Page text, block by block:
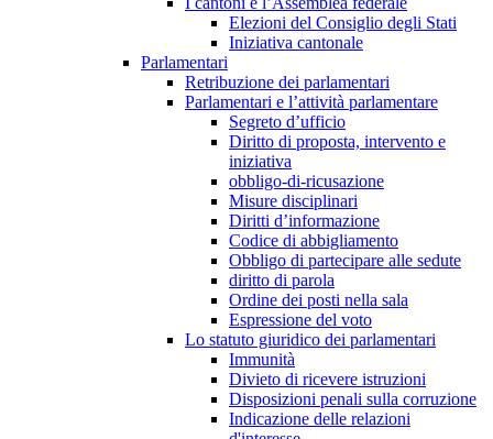
Elezioni del Consiglio degli Stati
Iniziativa cantonale
Parlamentari
Retribuzione dei parlamentari
Parlamentari e l’attività parlamentare
Segreto d’ufficio
Diritto di proposta, intervento e
iniziativa
obbligo-di-ricusazione
Misure disciplinari
Diritti d’informazione
Codice di abbigliamento
Obbligo di partecipare alle sedute
diritto di parola
Ordine dei posti nella sala
Espressione del voto
Lo statuto giuridico dei parlamentari
Immunità
Divieto di ricevere istruzioni
Disposizioni penali sulla corruzione
Indicazione delle relazioni